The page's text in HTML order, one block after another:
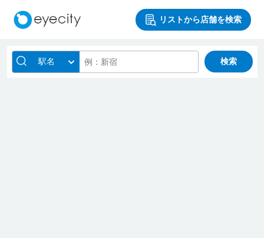
リストから店舗を検索
駅名 検索